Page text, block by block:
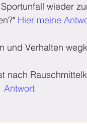
wieder
Hier meine
und Verhalten
nach
Antwort